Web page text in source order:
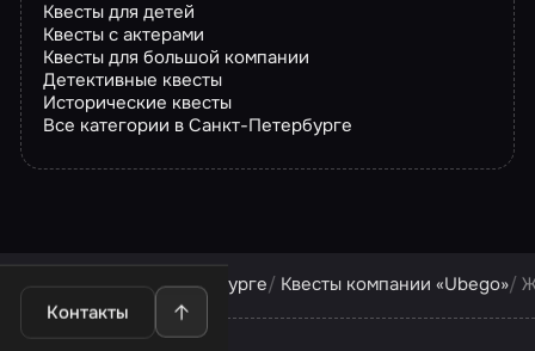
Квесты для детей
Квесты с актерами
Квесты для большой компании
Детективные квесты
Исторические квесты
Все категории в Санкт-Петербурге
Контакты
Квесты в Санкт-Петербурге Квесты компании «Ubego»